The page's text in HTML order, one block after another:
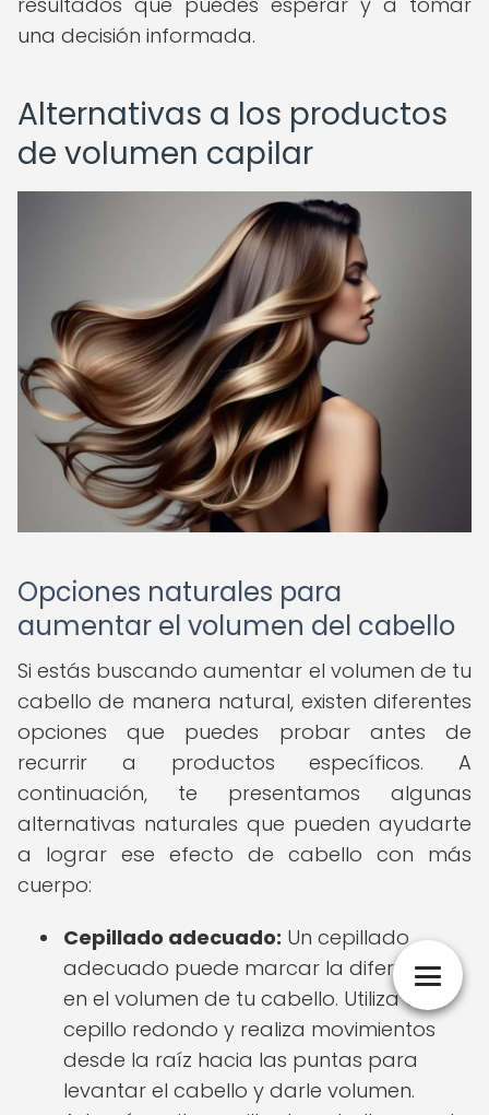
una decisión informada.
Alternativas a los productos
de volumen capilar
Opciones naturales para
aumentar el volumen del cabello
Si estás buscando aumentar el volumen de tu
cabello de manera natural, existen diferentes
opciones que puedes probar antes de
recurrir a productos específicos. A
continuación, te presentamos algunas
alternativas naturales que pueden ayudarte
a lograr ese efecto de cabello con más
cuerpo:
Cepillado adecuado: Un cepillado
adecuado puede marcar la diferencia
en el volumen de tu cabello. Utiliza un
cepillo redondo y realiza movimientos
desde la raíz hacia las puntas para
levantar el cabello y darle volumen.